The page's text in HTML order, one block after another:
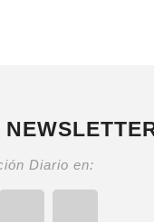
Diario en: